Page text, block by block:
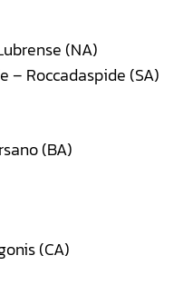
(NA)
– Roccadaspide (SA)
(BA)
(CA)